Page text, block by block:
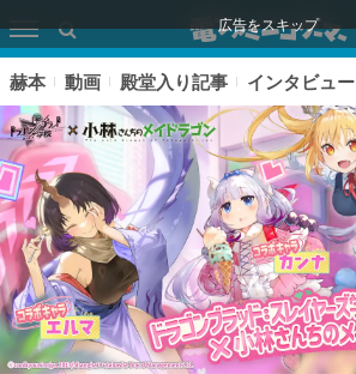
広告をスキップ
赫本 動画 殿堂入り記事 インタビュー